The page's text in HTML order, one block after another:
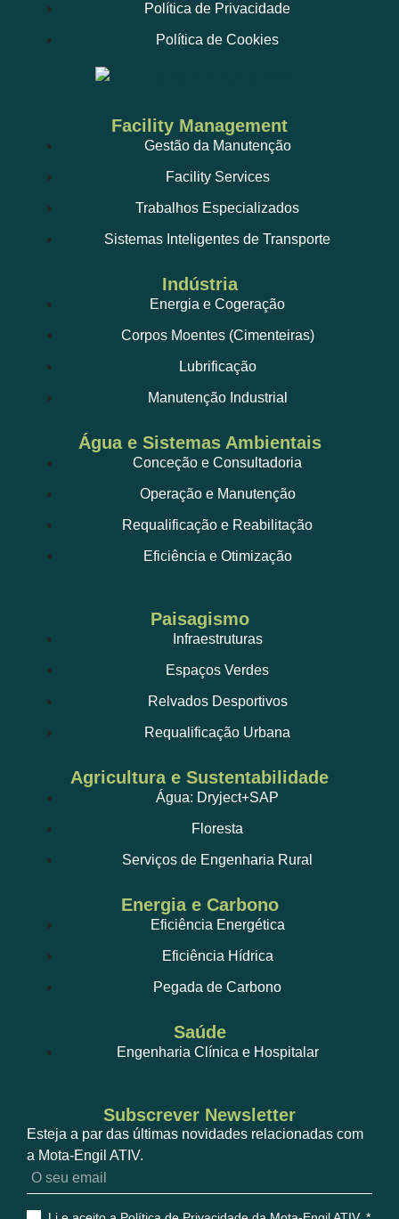
Política de Privacidade
Política de Cookies
Facility Management
Gestão da Manutenção
Facility Services
Trabalhos Especializados
Sistemas Inteligentes de Transporte
Indústria
Energia e Cogeração
Corpos Moentes (Cimenteiras)
Lubrificação
Manutenção Industrial
Água e Sistemas Ambientais
Conceção e Consultadoria
Operação e Manutenção
Requalificação e Reabilitação
Eficiência e Otimização
Paisagismo
Infraestruturas
Espaços Verdes
Relvados Desportivos
Requalificação Urbana
Agricultura e Sustentabilidade
Água: Dryject+SAP
Floresta
Serviços de Engenharia Rural
Energia e Carbono
Eficiência Energética
Eficiência Hídrica
Pegada de Carbono
Saúde
Engenharia Clínica e Hospitalar
Subscrever Newsletter
Esteja a par das últimas novidades relacionadas com
a Mota-Engil ATIV.